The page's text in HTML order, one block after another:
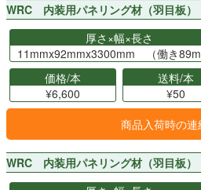
WRC 内装用パネリング材（羽目板
厚さ×幅×長さ
11mmx92mmx3300mm （働き
価格/本
¥6,600
送料/本
¥50
商品入荷時の連
WRC 内装用パネリング材（羽目板